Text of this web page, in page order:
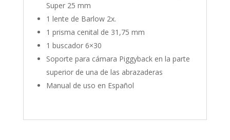
Super 25 mm
1 lente de Barlow 2x.
1 prisma cenital de 31,75 mm
1 buscador 6×30
Soporte para cámara Piggyback en la parte
superior de una de las abrazaderas
Manual de uso en Español